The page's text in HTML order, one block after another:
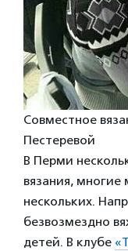
Совместное
Пестеревой
В Перми
вязания, многие
нескольких.
безвозмездно
детей. В клубе